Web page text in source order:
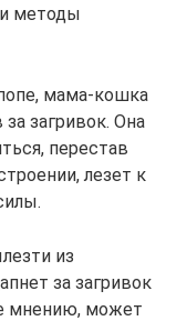
методы
мама-кошка
загривок. Она
перестав
лезет к
из
за загривок
мнению, может